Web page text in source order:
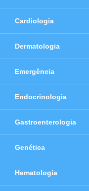
Cardiologia
Dermatologia
Emergência
Endocrinologia
Gastroenterologia
Genética
Hematologia